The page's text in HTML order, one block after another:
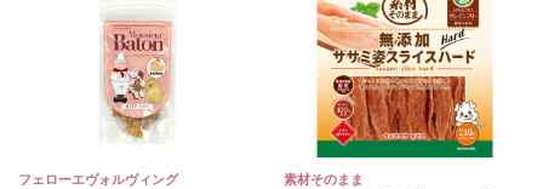
フェローエヴォルヴィング 素材そのまま